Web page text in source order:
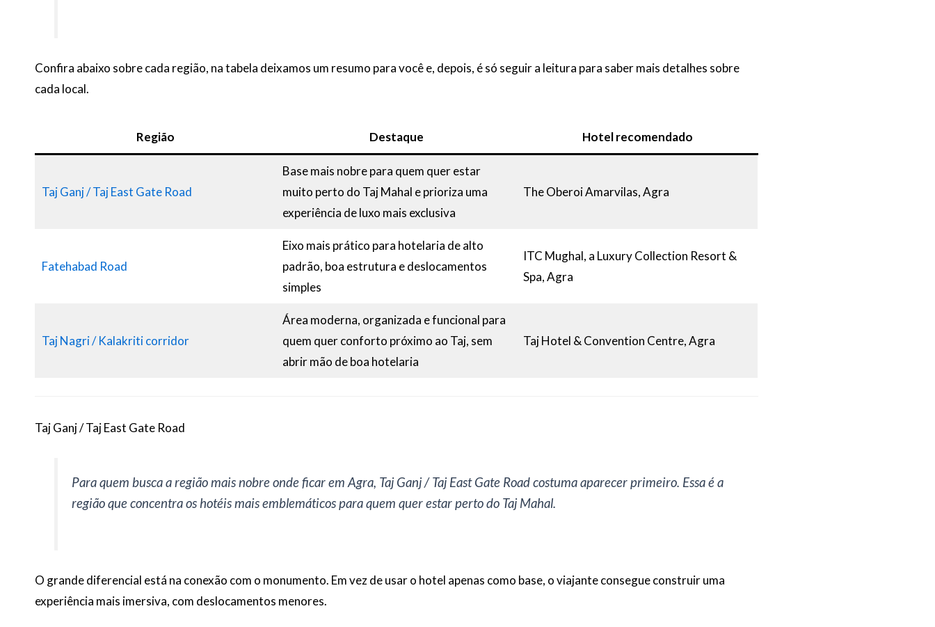
Confira abaixo sobre cada região, na tabela deixamos um resumo para você e, depois, é só seguir a leitura para saber mais detalhes sobre
cada local.
Região Destaque Hotel recomendado
Taj Ganj / Taj East Gate Road
Base mais nobre para quem quer estar
muito perto do Taj Mahal e prioriza uma
experiência de luxo mais exclusiva
The Oberoi Amarvilas, Agra
Fatehabad Road
Eixo mais prático para hotelaria de alto
padrão, boa estrutura e deslocamentos
simples
ITC Mughal, a Luxury Collection Resort &
Spa, Agra
Taj Nagri / Kalakriti corridor
Área moderna, organizada e funcional para
quem quer conforto próximo ao Taj, sem
abrir mão de boa hotelaria
Taj Hotel & Convention Centre, Agra
Taj Ganj / Taj East Gate Road
Para quem busca a região mais nobre onde ficar em Agra, Taj Ganj / Taj East Gate Road costuma aparecer primeiro. Essa é a
região que concentra os hotéis mais emblemáticos para quem quer estar perto do Taj Mahal.
O grande diferencial está na conexão com o monumento. Em vez de usar o hotel apenas como base, o viajante consegue construir uma
experiência mais imersiva, com deslocamentos menores.